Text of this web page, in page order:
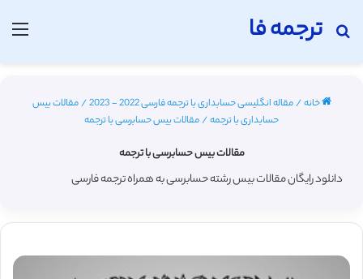
ترجمه فا
جستجو برای
خانه/مقاله انگلیسی حسابداری با ترجمه فارسی 2022 - 2023 /مقالات بیس
حسابداری با ترجمه/مقالات بیس حسابرسی با ترجمه
مقالات بیس حسابرسی با ترجمه
دانلود رایگان مقالات بیس رشته حسابرسی به همراه ترجمه فارسی